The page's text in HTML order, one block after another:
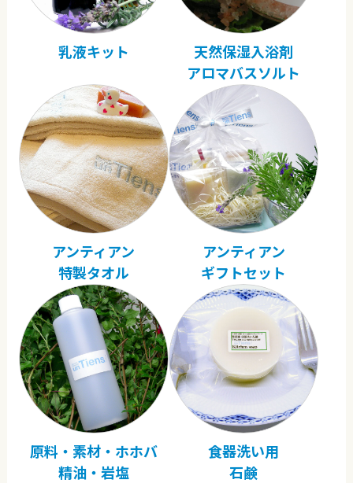
乳液キット
天然保湿入浴剤
アロマバスソルト
アンティアン
特製タオル
アンティアン
ギフトセット
原料・素材・ホホバ
精油・岩塩
食器洗い用
石鹸